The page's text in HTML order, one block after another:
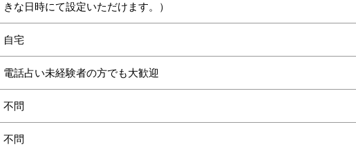
きな日時にて設定いただけます。）
自宅
電話占い未経験者の方でも大歓迎
不問
不問